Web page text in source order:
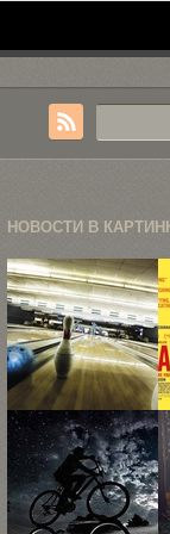
НОВОСТИ В
Креативная
фотография
Филипа
Рострона